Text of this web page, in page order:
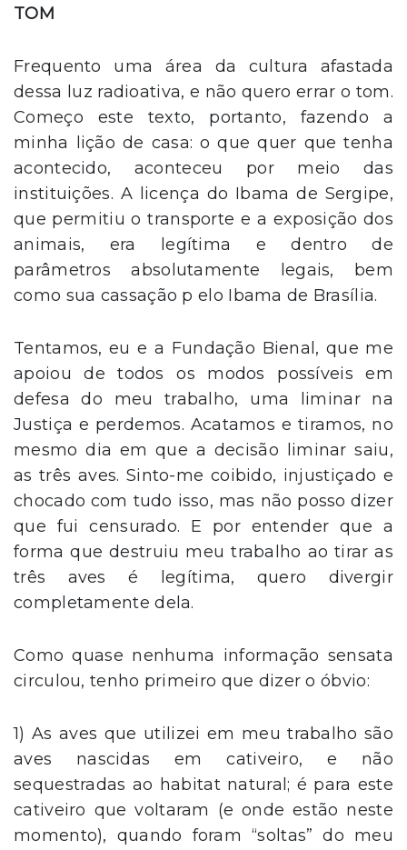
TOM
Frequento uma área da cultura afastada
dessa luz radioativa, e não quero errar o tom.
Começo este texto, portanto, fazendo a
minha lição de casa: o que quer que tenha
acontecido, aconteceu por meio das
instituições. A licença do Ibama de Sergipe,
que permitiu o transporte e a exposição dos
animais, era legítima e dentro de
parâmetros absolutamente legais, bem
como sua cassação p elo Ibama de Brasília.
Tentamos, eu e a Fundação Bienal, que me
apoiou de todos os modos possíveis em
defesa do meu trabalho, uma liminar na
Justiça e perdemos. Acatamos e tiramos, no
mesmo dia em que a decisão liminar saiu,
as três aves. Sinto-me coibido, injustiçado e
chocado com tudo isso, mas não posso dizer
que fui censurado. E por entender que a
forma que destruiu meu trabalho ao tirar as
três aves é legítima, quero divergir
completamente dela.
Como quase nenhuma informação sensata
circulou, tenho primeiro que dizer o óbvio:
1) As aves que utilizei em meu trabalho são
aves nascidas em cativeiro, e não
sequestradas ao habitat natural; é para este
cativeiro que voltaram (e onde estão neste
momento), quando foram “soltas” do meu